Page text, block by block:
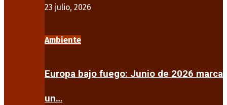
23 julio, 2026
Ambiente
Europa bajo fuego: Junio de 2026 marca
un…